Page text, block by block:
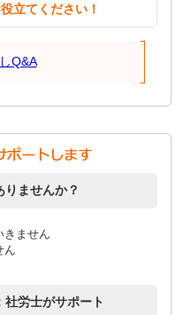
立てください！
Q&A
りませんか？
きません
ん
労士がサポート